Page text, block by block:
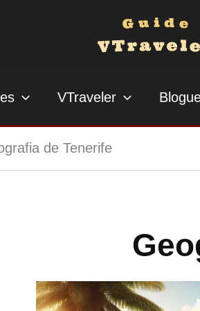
VTraveler
de Tenerife